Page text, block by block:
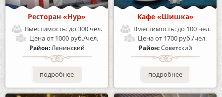
Ресторан «Нур»
Вместимость:до 300 чел.
Ценаот 1000 руб./чел.
Район:Ленинский
подробнее
Кафе «Шишка»
Вместимость:до 100 чел.
Ценаот 1700 руб./чел.
Район:Советский
подробнее